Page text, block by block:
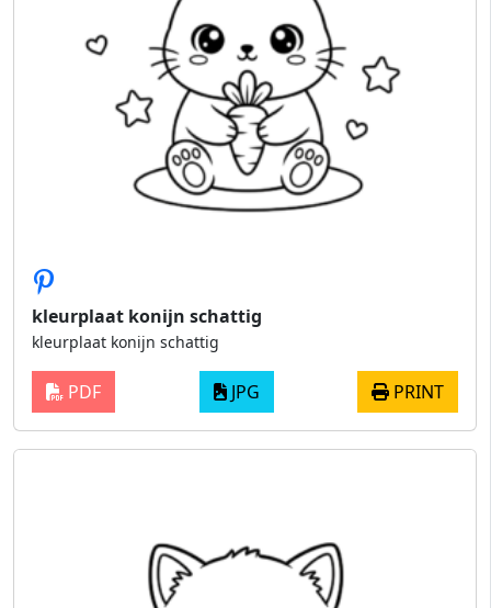
kleurplaat konijn schattig​
kleurplaat konijn schattig​
PDF JPG PRINT